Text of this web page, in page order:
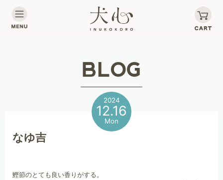
2024
12.16
Mon
なゆ吉
鰹節のとても良い香りがする。